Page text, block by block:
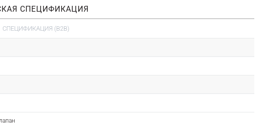
СПЕЦИФИКАЦИЯ
СПЕЦИФИКАЦИЯ (B2B)